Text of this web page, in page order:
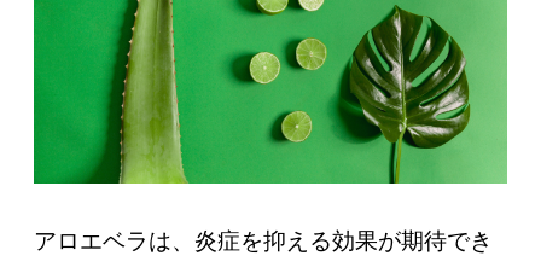
アロエベラは、炎症を抑える効果が期待でき